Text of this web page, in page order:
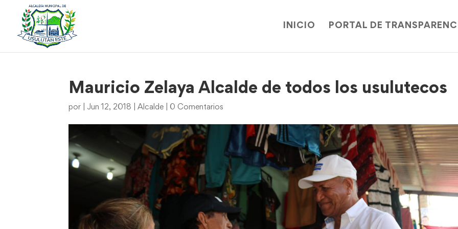
INICIO PORTAL DE
Mauricio Zelaya Alcalde de todos los usulutecos
por Jun 12, 2018 |Alcalde 0 Comentarios